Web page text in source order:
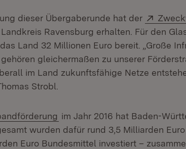
dieser Übergaberunde hat der Extern:
in neuem Fenster)
Ravensburg erhalten. Für den
Land 32 Millionen Euro bereit. „Große
gleichermaßen zu unserer
im Land zukunftsfähige Netze
Strobl.
(Öffnet in neuem Fenster)
im Jahr 2016 hat Baden-
wurden dafür rund 3,5 Milliarden
Euro Bundesmittel investiert –